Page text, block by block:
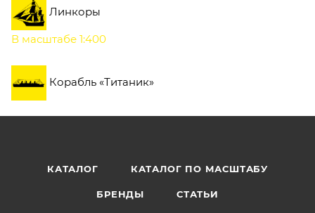
Линкоры
В масштабе 1:400
Корабль «Титаник»
КАТАЛОГ КАТАЛОГ ПО МАСШТАБУ
БРЕНДЫ СТАТЬИ